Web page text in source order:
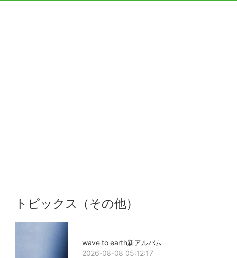
トピックス（その他）
wave to earth新アルバム
2026-08-08 05:12:17